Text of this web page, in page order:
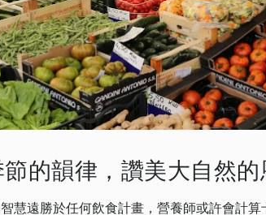
的韻律，讚美大自然的
慧遠勝於任何飲食計畫，營養師或許會計